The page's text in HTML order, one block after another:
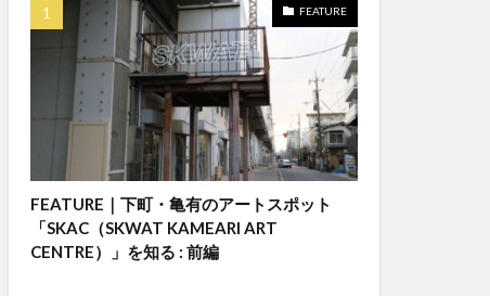
FEATURE
FEATURE｜下町・亀有のアートスポット
「SKAC（SKWAT KAMEARI ART
CENTRE）」を知る : 前編